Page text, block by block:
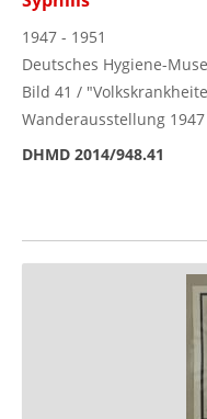
1947 - 1951
Deutsches Hygiene-
Bild 41 /
Wanderausstellung
DHMD 2014/948.41